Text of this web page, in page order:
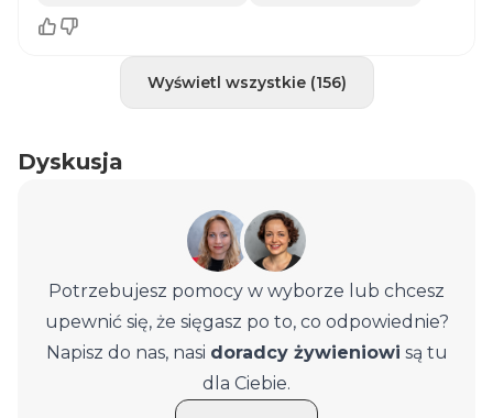
Wyświetl wszystkie (156)
Dyskusja
Potrzebujesz pomocy w wyborze lub chcesz
upewnić się, że sięgasz po to, co odpowiednie?
Napisz do nas, nasi doradcy żywieniowi są tu
dla Ciebie.